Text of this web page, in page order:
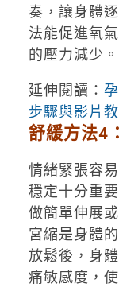
奏，讓身體
法能促進氧
的壓力減少
延伸閱讀：
步驟與影片
舒緩方法4：
情緒緊張容
穩定十分重
做簡單伸展
宮縮是身體
放鬆後，身
痛敏感度，